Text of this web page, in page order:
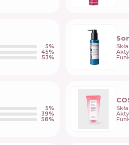
5%
45%
53%
5%
39%
58%